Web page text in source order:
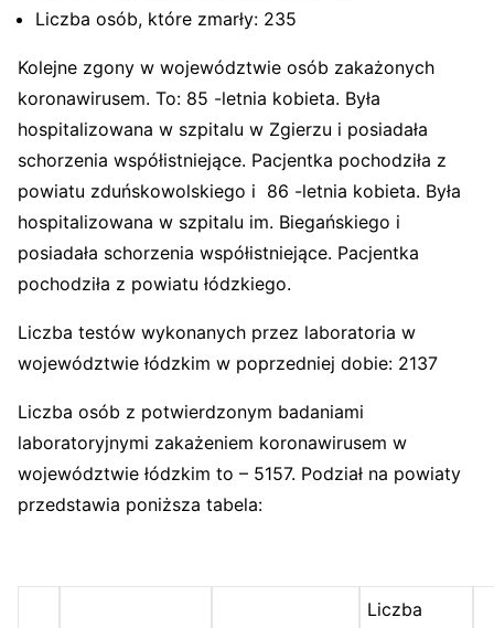
Liczba osób, które zmarły: 235
Kolejne zgony w województwie osób zakażonych
koronawirusem. To: 85 -letnia kobieta. Była
hospitalizowana w szpitalu w Zgierzu i posiadała
schorzenia współistniejące. Pacjentka pochodziła z
powiatu zduńskowolskiego i 86 -letnia kobieta. Była
hospitalizowana w szpitalu im. Biegańskiego i
posiadała schorzenia współistniejące. Pacjentka
pochodziła z powiatu łódzkiego.
Liczba testów wykonanych przez laboratoria w
województwie łódzkim w poprzedniej dobie: 2137
Liczba osób z potwierdzonym badaniami
laboratoryjnymi zakażeniem koronawirusem w
województwie łódzkim to – 5157. Podział na powiaty
przedstawia poniższa tabela:
Liczba